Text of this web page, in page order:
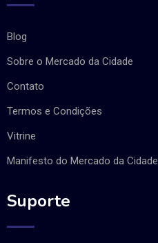
Blog
Sobre o Mercado da Cidade
Contato
Termos e Condições
Vitrine
Manifesto do Mercado da Cidade
Suporte